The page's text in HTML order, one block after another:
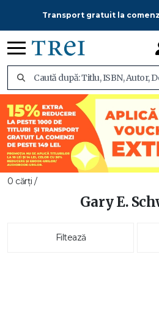
Transport gratuit la
0 cărți /
Gary E.
Filtează